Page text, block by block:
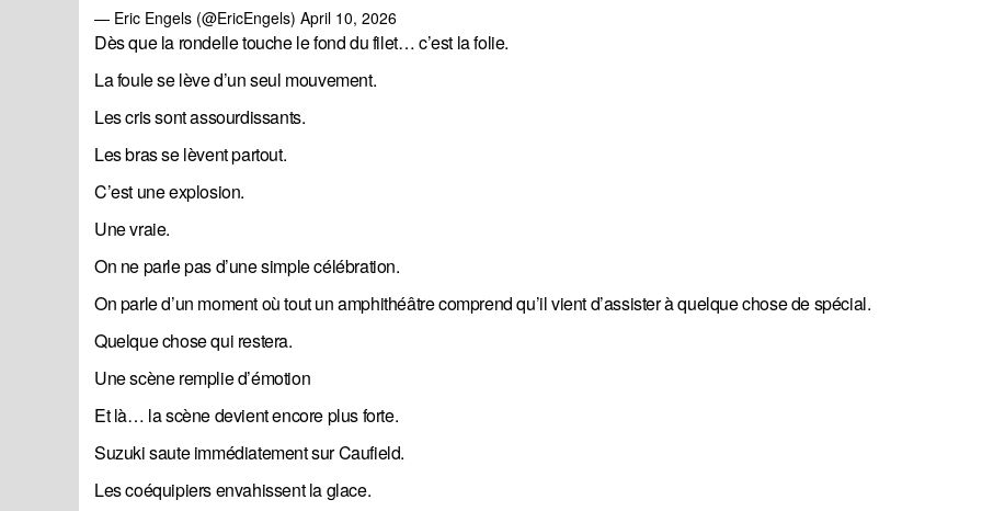
— Eric Engels (@EricEngels) April 10, 2026
Dès que la rondelle touche le fond du filet… c’est la folie.
La foule se lève d’un seul mouvement.
Les cris sont assourdissants.
Les bras se lèvent partout.
C’est une explosion.
Une vraie.
On ne parle pas d’une simple célébration.
On parle d’un moment où tout un amphithéâtre comprend qu’il vient d’assister à quelque chose de spécial.
Quelque chose qui restera.
Une scène remplie d’émotion
Et là… la scène devient encore plus forte.
Suzuki saute immédiatement sur Caufield.
Les coéquipiers envahissent la glace.